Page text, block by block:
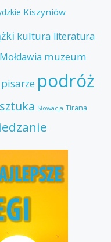
Kiszyniów
kultura literatura
Mołdawia muzeum
pisarze podróż
sztuka Słowacja Tirana